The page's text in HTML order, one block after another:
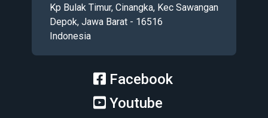
Kp Bulak Timur, Cinangka, Kec Sawangan
Depok, Jawa Barat - 16516
Indonesia
Facebook
Youtube